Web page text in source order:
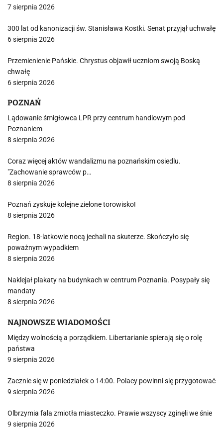
7 sierpnia 2026
300 lat od kanonizacji św. Stanisława Kostki. Senat przyjął uchwałę
6 sierpnia 2026
Przemienienie Pańskie. Chrystus objawił uczniom swoją Boską
chwałę
6 sierpnia 2026
POZNAŃ
Lądowanie śmigłowca LPR przy centrum handlowym pod
Poznaniem
8 sierpnia 2026
Coraz więcej aktów wandalizmu na poznańskim osiedlu.
"Zachowanie sprawców p…
8 sierpnia 2026
Poznań zyskuje kolejne zielone torowisko!
8 sierpnia 2026
Region. 18-latkowie nocą jechali na skuterze. Skończyło się
poważnym wypadkiem
8 sierpnia 2026
Naklejał plakaty na budynkach w centrum Poznania. Posypały się
mandaty
8 sierpnia 2026
NAJNOWSZE WIADOMOŚCI
Między wolnością a porządkiem. Libertarianie spierają się o rolę
państwa
9 sierpnia 2026
Zacznie się w poniedziałek o 14:00. Polacy powinni się przygotować
9 sierpnia 2026
Olbrzymia fala zmiotła miasteczko. Prawie wszyscy zginęli we śnie
9 sierpnia 2026